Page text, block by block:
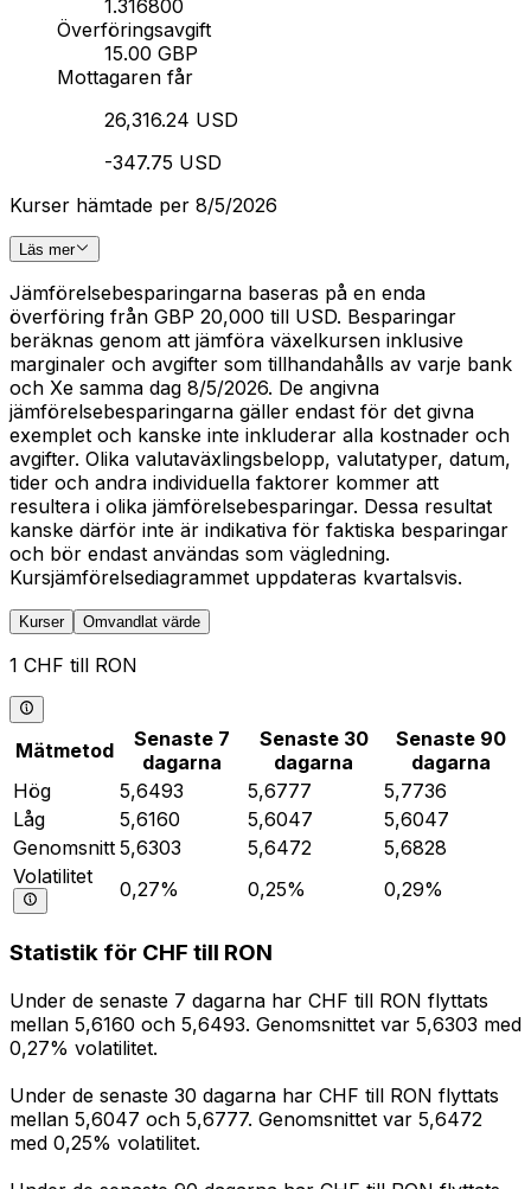
1.316800
Överföringsavgift
15.00 GBP
Mottagaren får
26,316.24 USD
-347.75 USD
Kurser hämtade per 8/5/2026
Läs mer
Jämförelsebesparingarna baseras på en enda
överföring från GBP 20,000 till USD. Besparingar
beräknas genom att jämföra växelkursen inklusive
marginaler och avgifter som tillhandahålls av varje bank
och Xe samma dag 8/5/2026. De angivna
jämförelsebesparingarna gäller endast för det givna
exemplet och kanske inte inkluderar alla kostnader och
avgifter. Olika valutaväxlingsbelopp, valutatyper, datum,
tider och andra individuella faktorer kommer att
resultera i olika jämförelsebesparingar. Dessa resultat
kanske därför inte är indikativa för faktiska besparingar
och bör endast användas som vägledning.
Kursjämförelsediagrammet uppdateras kvartalsvis.
Kurser Omvandlat värde
1 CHF till RON
Mätmetod
Senaste 7
dagarna
Senaste 30
dagarna
Senaste 90
dagarna
Hög
5,6493 5,6777
5,7736
Låg
5,6160 5,6047
5,6047
Genomsnitt 5,6303 5,6472
5,6828
Volatilitet
0,27% 0,25% 0,29%
Statistik för CHF till RON
Under de senaste 7 dagarna har CHF till RON flyttats
mellan 5,6160 och 5,6493. Genomsnittet var 5,6303 med
0,27% volatilitet.
Under de senaste 30 dagarna har CHF till RON flyttats
mellan 5,6047 och 5,6777. Genomsnittet var 5,6472
med 0,25% volatilitet.